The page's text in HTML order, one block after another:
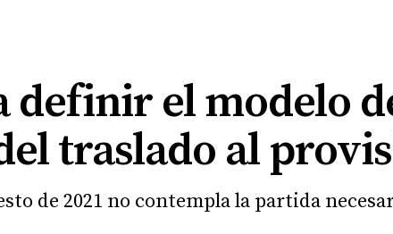
definir el modelo
traslado al
de 2021 no contempla la partida